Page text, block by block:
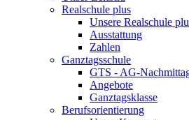
Realschule plus
Unsere Realschule
Ausstattung
Zahlen
Ganztagsschule
GTS - AG-
Angebote
Ganztagsklasse
Berufsorientierung